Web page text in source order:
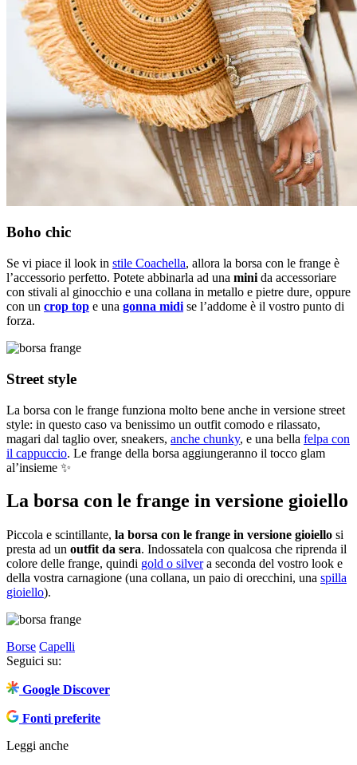
Boho chic
Se vi piace il look in stile Coachella, allora la borsa con le frange è
l’accessorio perfetto. Potete abbinarla ad una mini da accessoriare
con stivali al ginocchio e una collana in metallo e pietre dure, oppure
con un crop top e una gonna midi se l’addome è il vostro punto di
forza.
Street style
La borsa con le frange funziona molto bene anche in versione street
style: in questo caso va benissimo un outfit comodo e rilassato,
magari dal taglio over, sneakers, anche chunky, e una bella felpa con
il cappuccio. Le frange della borsa aggiungeranno il tocco glam
al’insieme ✨
La borsa con le frange in versione gioiello
Piccola e scintillante, la borsa con le frange in versione gioiello si
presta ad un outfit da sera. Indossatela con qualcosa che riprenda il
colore delle frange, quindi gold o silvera seconda del vostro look e
della vostra carnagione (una collana, un paio di orecchini, una spilla
gioiello).
Borse Capelli
Seguici su:
Google Discover
Fonti preferite
Leggi anche